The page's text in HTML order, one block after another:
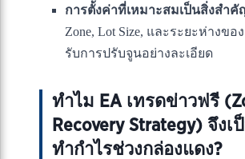
การตั้งค่าที่เหมาะสมเป็นสิ่งสำคั
Zone, Lot Size, และระยะห่างขอ
รับการปรับจูนอย่างละเอียด
ทำไม EA เทรดข่าวฟรี
Recovery Strategy) จึงเ
ทำกำไรช่วงกล่องแดง?